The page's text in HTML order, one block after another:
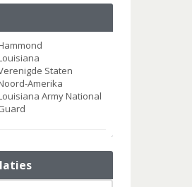
Staten
Amerika
Army National